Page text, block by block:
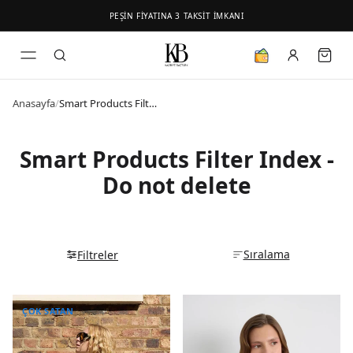
PEŞİN FİYATINA 3 TAKSİT İMKANI
Anasayfa/ Smart Products Filter Index - Do not delete
Smart Products Filter Index -
Do not delete
Filtreler Sıralama
ÇOK SATAN